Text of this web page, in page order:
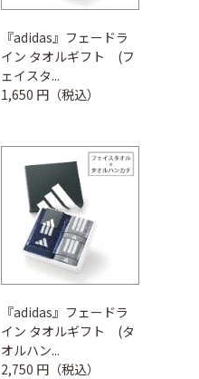
『adidas』フェードラ
イン タオルギフト (フ
ェイスタ...
1,650 円（税込）
『adidas』フェードラ
イン タオルギフト (タ
オルハン...
2,750 円（税込）